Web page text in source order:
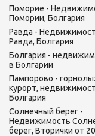
Поморие -
Помории, Болгария
Равда -
Равда, Болгария
Болгария -
в Болгарии
Пампорово -
курорт,
Болгария
Солнечный берег -
Недвижимость
берег, Вторички от